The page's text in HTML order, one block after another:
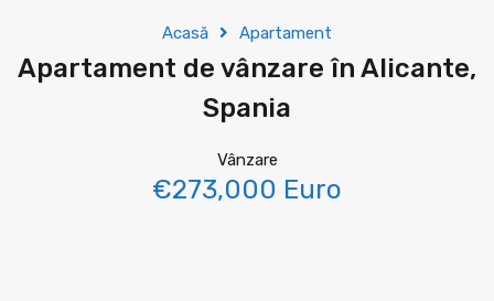
Acasă Apartament
Apartament de vânzare în Alicante,
Spania
Vânzare
€273,000 Euro